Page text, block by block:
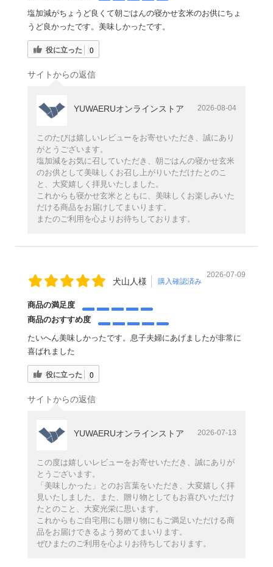
塩加減がちょうど良くて朝ごはんの寝かせ玄米のお供にちょ
うど良かったです。美味しかったです。
役に立った 0
サイトからの返信
YUWAERUオンラインストア 2026-08-04
このたびは嬉しいレビューをお寄せいただき、誠にあり
がとうございます。
塩加減をお気に召していただき、朝ごはんの寝かせ玄米
のお供として美味しくお召し上がりいただけたとのこ
と、大変嬉しく拝見いたしました。
これからも寝かせ玄米とともに、美味しくお楽しみいた
だける商品をお届けしてまいります。
またのご利用を心よりお待ちしております。
犬山人様 購入確認済み
2026-07-09
商品の満足度
商品のおすすめ度
たいへん美味しかったです。息子夫婦にあげましたが非常に
喜ばれました
役に立った 0
サイトからの返信
YUWAERUオンラインストア 2026-07-13
この度は嬉しいレビューをお寄せいただき、誠にありが
とうございます。
「美味しかった」とのお言葉をいただき、大変嬉しく拝
見いたしました。また、贈り物としてもお喜びいただけ
たとのこと、大変光栄に思います。
これからもご自宅用にも贈り物にもご満足いただける商
品をお届けできるよう努めてまいります。
ぜひまたのご利用を心よりお待ちしております。